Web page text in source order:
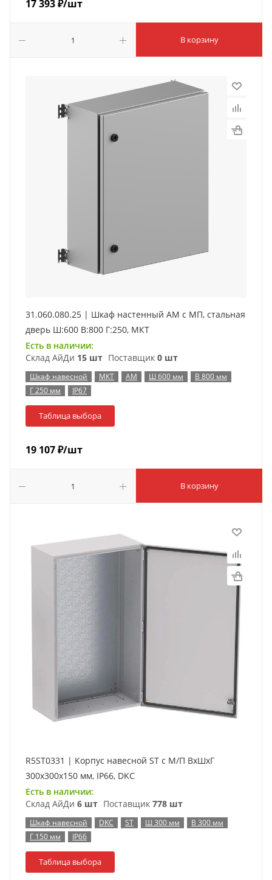
17 393₽/шт
В корзину
31.060.080.25 | Шкаф настенный АМ с МП, стальная
дверь Ш:600 В:800 Г:250, МКТ
Есть в наличии:
Склад АйДи 15 шт Поставщик 0 шт
Шкаф навесной МКТ АМ Ш 600 мм
В 800 мм
Г 250 мм
IP67
Таблица выбора
19 107₽/шт
В корзину
R5ST0331 | Корпус навесной ST с М/П ВxШxГ
300x300x150 мм, IP66, DKC
Есть в наличии:
Склад АйДи 6 шт Поставщик 778 шт
Шкаф навесной DKC ST Ш 300 мм
В 300 мм
Г 150 мм
IP66
Таблица выбора